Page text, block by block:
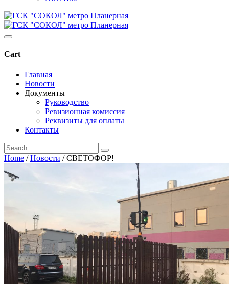
Cart
Главная
Новости
Документы
Руководство
Ревизионная комиссия
Реквизиты для оплаты
Контакты
Home / Новости / СВЕТОФОР!